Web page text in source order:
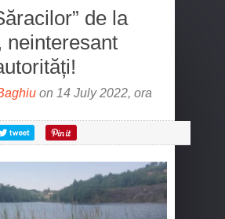
de la
neinteresant
on 14 July 2022, ora